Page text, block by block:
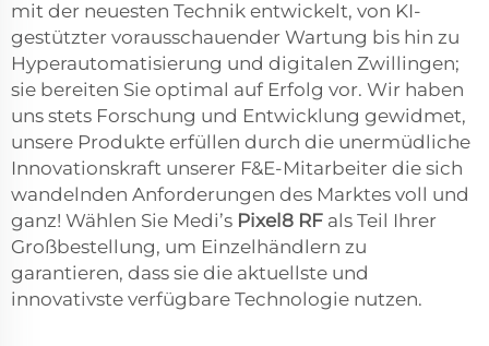
mit der neuesten Technik entwickelt, von KI-
gestützter vorausschauender Wartung bis hin zu
Hyperautomatisierung und digitalen Zwillingen;
sie bereiten Sie optimal auf Erfolg vor. Wir haben
uns stets Forschung und Entwicklung gewidmet,
unsere Produkte erfüllen durch die unermüdliche
Innovationskraft unserer F&E-Mitarbeiter die sich
wandelnden Anforderungen des Marktes voll und
ganz! Wählen Sie Medi’s Pixel8 RF als Teil Ihrer
Großbestellung, um Einzelhändlern zu
garantieren, dass sie die aktuellste und
innovativste verfügbare Technologie nutzen.